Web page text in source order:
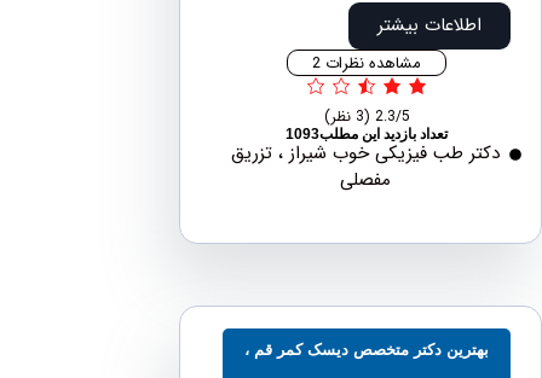
اطلاعات بیشتر
مشاهده نظرات 2
تعداد بازدید این مطلب1093
طب فیزیکی خوب شیراز ، تزریق
دکتر متخصص دیسک کمر قم ،